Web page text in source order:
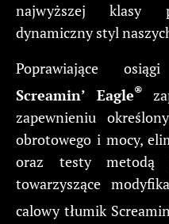
najwyższej klasy
dynamiczny styl
Poprawiające
Screamin’ Eagle®
zapewnieniu
obrotowego i mocy,
oraz testy metodą
towarzyszące
calowy tłumik